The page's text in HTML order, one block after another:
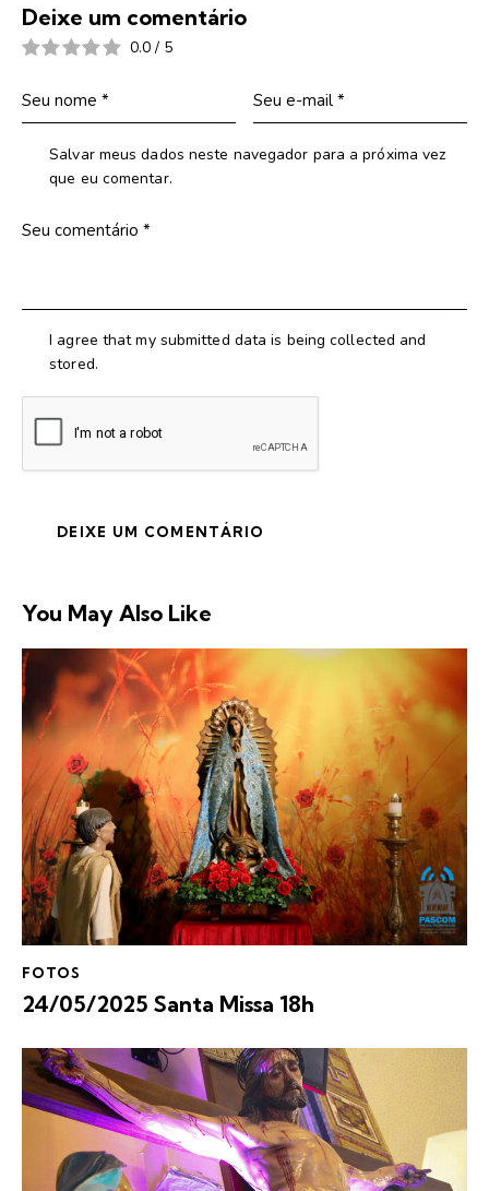
Deixe um comentário
0.0 / 5
Salvar meus dados neste navegador para a próxima vez
que eu comentar.
I agree that my submitted data is being collected and
stored.
You May Also Like
FOTOS
24/05/2025 Santa Missa 18h